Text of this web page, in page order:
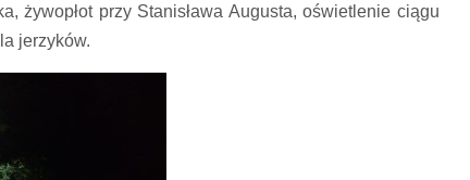
żywopłot przy Stanisława Augusta, oświetlenie ciągu
jerzyków.